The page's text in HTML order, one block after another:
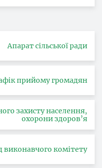
Апарат сільської ради
прийому громадян
захисту населення,
охорони здоров’я
виконавчого комітету